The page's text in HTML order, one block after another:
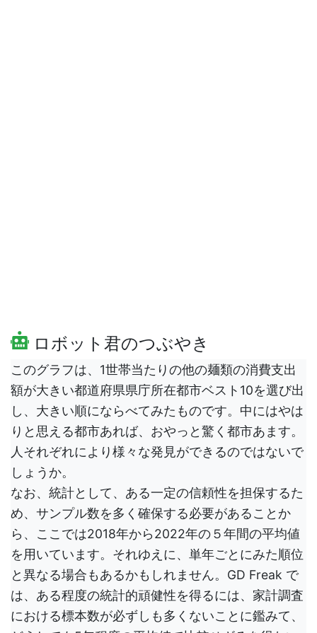
ロボット君のつぶやき
このグラフは、1世帯当たりの他の麺類の消費支出
額が大きい都道府県県庁所在都市ベスト10を選び出
し、大きい順にならべてみたものです。中にはやは
りと思える都市あれば、おやっと驚く都市あます。
人それぞれにより様々な発見ができるのではないで
しょうか。
なお、統計として、ある一定の信頼性を担保するた
め、サンプル数を多く確保する必要があることか
ら、ここでは2018年から2022年の５年間の平均値
を用いています。それゆえに、単年ごとにみた順位
と異なる場合もあるかもしれません。GD Freak で
は、ある程度の統計的頑健性を得るには、家計調査
における標本数が必ずしも多くないことに鑑みて、